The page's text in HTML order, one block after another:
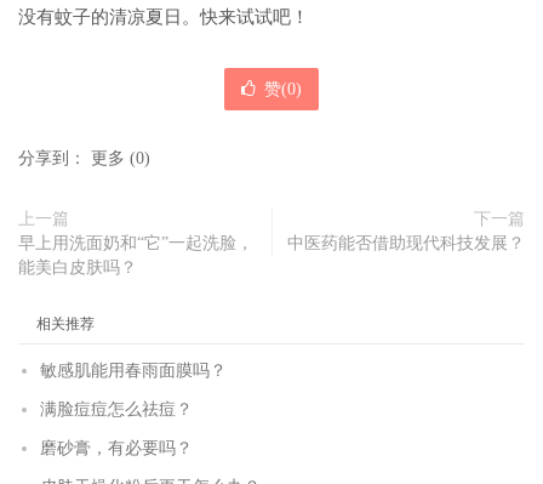
没有蚊子的清凉夏日。快来试试吧！
赞(0)
分享到： 更多 (0)
上一篇
早上用洗面奶和“它”一起洗脸，
能美白皮肤吗？
下一篇
中医药能否借助现代科技发展？
相关推荐
敏感肌能用春雨面膜吗？
满脸痘痘怎么祛痘？
磨砂膏，有必要吗？